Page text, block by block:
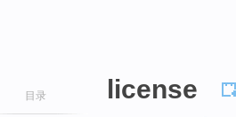
目录 license